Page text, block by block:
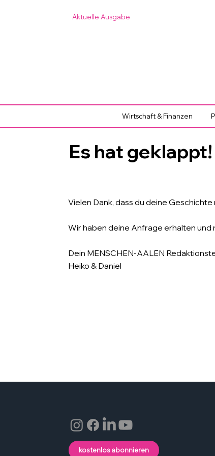
Aktuelle Ausgabe
Wirtschaft & Finanzen
Es hat geklappt!
Vielen Dank, dass du deine
Wir haben deine Anfrage erhalten und
Dein MENSCHEN-AALEN
Heiko & Daniel
kostenlos abonnieren